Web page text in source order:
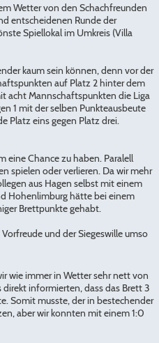
Wetter von den Schachfreunden
entscheidenen Runde der
Spiellokal im Umkreis (Villa
kaum sein können, denn vor der
auf Platz 2 hinter dem
acht Mannschaftspunkten die Liga
1 mit der selben Punkteausbeute
Platz eins gegen Platz drei.
eine Chance zu haben. Paralell
spielen oder verlieren. Da wir mehr
aus Hagen selbst mit einem
Hohenlimburg hätte bei einem
Brettpunkte gehabt.
und der Siegeswille umso
wie immer in Wetter sehr nett von
direkt informierten, dass das Brett 3
Somit musste, der in bestechender
aber wir konnten mit einem 1:0